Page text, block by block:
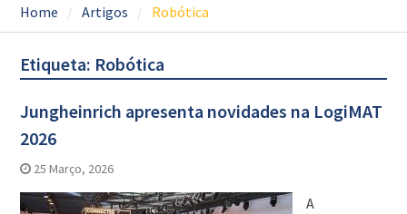
Home Artigos Robótica
Etiqueta: Robótica
Jungheinrich apresenta novidades na LogiMAT
2026
25 Março, 2026
A